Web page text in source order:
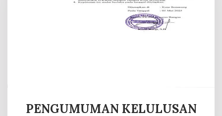
PENGUMUMAN KELULUSAN